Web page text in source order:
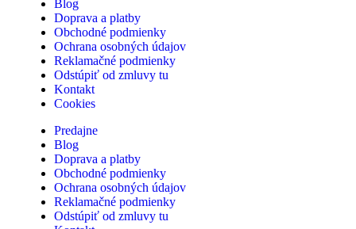
Blog
Doprava a platby
Obchodné podmienky
Ochrana osobných údajov
Reklamačné podmienky
Odstúpiť od zmluvy tu
Kontakt
Cookies
Predajne
Blog
Doprava a platby
Obchodné podmienky
Ochrana osobných údajov
Reklamačné podmienky
Odstúpiť od zmluvy tu